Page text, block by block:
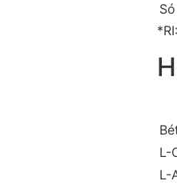
Só
L-
L-